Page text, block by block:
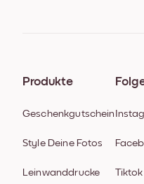
Produkte
Geschenkgutschein
Style Deine Fotos
Leinwanddrucke Tiktok